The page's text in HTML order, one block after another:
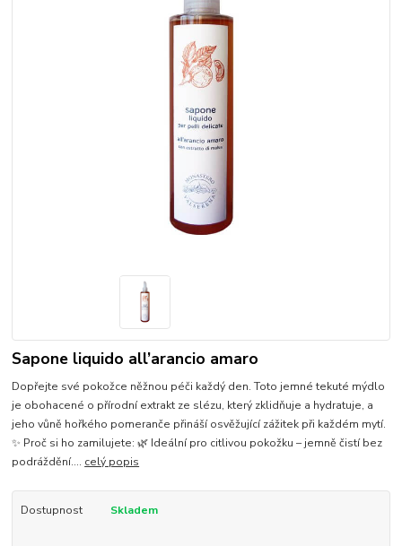
Sapone liquido all’arancio amaro
Dopřejte své pokožce něžnou péči každý den. Toto jemné tekuté mýdlo
je obohacené o přírodní extrakt ze slézu, který zklidňuje a hydratuje, a
jeho vůně hořkého pomeranče přináší osvěžující zážitek při každém mytí.
✨ Proč si ho zamilujete: 🌿 Ideální pro citlivou pokožku – jemně čistí bez
podráždění.... celý popis
Dostupnost Skladem